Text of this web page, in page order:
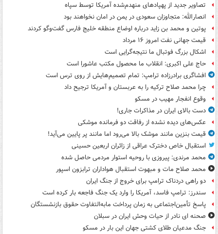
تصاویر جدید از پهپادهای منهدم‌شده آمریکا توسط سپاه
انصارالله: متجاوزان سعودی در یمن در امان نخواهند بود
پوتین و محمد بن زاید درباره اوضاع منطقه خلیج فارس گفت‌وگو کردند
قیمت جهانی نفت امروز ۱۶ مرداد
اشکال بزرگ فوتبال ما نتیجه‌گرایی است
حاج علی اکبری: انقلاب ما محصول مکتب عاشورا است
افشاگری برادرزاده ترامپ: تمام تصمیم‌هایش از روی ترس است
چرا محمد صلاح ترکیه را به عربستان و آمریکا ترجیح داد
وقوع انفجار مهیب در مسکو
دست بالای ایران در مذاکرات جاری!
عکس‌های دیده نشده از رفاقت دو فرمانده‌ موشکی
قیمت بنزین مانند موشک بالا می‌رود اما مانند پر پایین می‌آید!
استقبال خاص دخترک عراقی از زائران اربعین حسینی
محمد مرندی: پیروزی با روحیه استوار مردمی حاصل شده
محمد صلاح مات و مبهوت استقبال هواداران ترابزون اسپور
دو راهی دردناک ترامپ برای خروج از جنگ ایران
سندرز: ترامپ فاسد، آمریکا را وارد یک جنگ فاجعه بار کرده است
پاسخ تأمین‌اجتماعی به زمان پرداخت مابه‌التفاوت حقوق بازنشستگان
صحنه ای نادر از حیات وحش ایران در سبلان
جنگ مدعیان طلای کشتی جهان این بار در مسکو